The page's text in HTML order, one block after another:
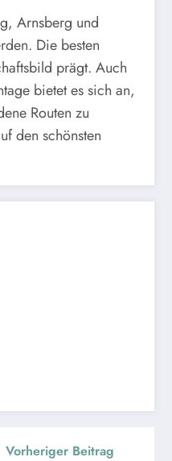
Arnsberg und
Die besten
prägt. Auch
bietet es sich an,
Routen zu
den schönsten
Vorheriger Beitrag